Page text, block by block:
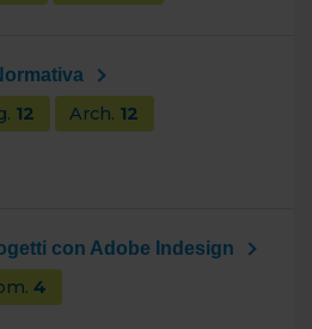
12 Arch. 12
con Adobe Indesign
4